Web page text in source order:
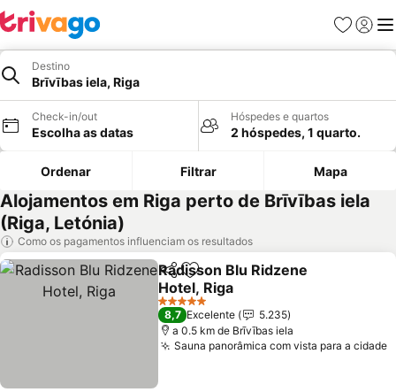
Favoritos
Iniciar
Destino
Brīvības iela, Riga
Check-in/out
Escolha as datas
Hóspedes e quartos
2 hóspedes, 1 quarto.
Ordenar Filtrar Mapa
Alojamentos em Riga perto de Brīvības iela
(Riga, Letónia)
Como os pagamentos influenciam os resultados
PartilharAdicionar aos favoritos
Radisson Blu Ridzene
Hotel, Riga
5 Estrelas
8,7 Excelente
5.235
a 0.5 km de Brīvības iela
Sauna panorâmica com vista para a cidade